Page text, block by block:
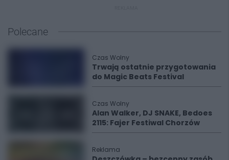
Polecane
Czas Wolny
Trwają ostatnie przygotowania
do Magic Beats Festival
Czas Wolny
Alan Walker, DJ SNAKE, Bedoes
2115: Fajer Festiwal Chorzów
Reklama